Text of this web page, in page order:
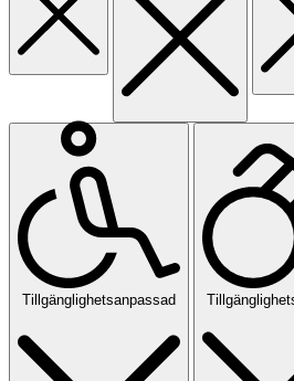
Tillgänglighetsanpassad